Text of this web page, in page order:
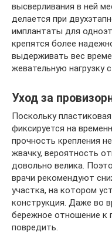
высверливания в ней
делается при
имплантаты для
крепятся более
выдерживать вес
жевательную нагрузку
Уход за
Поскольку
фиксируется на
прочность крепления
жвачку, вероятность
довольно велика.
врачи рекомендуют
участка, на котором
конструкция. Даже во
бережное отношение к
повредить.